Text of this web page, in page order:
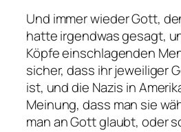
Und immer wieder Gott,
hatte irgendwas gesagt,
Köpfe einschlagenden
sicher, dass ihr jeweiliger
ist, und die Nazis in
Meinung, dass man sie
man an Gott glaubt, oder